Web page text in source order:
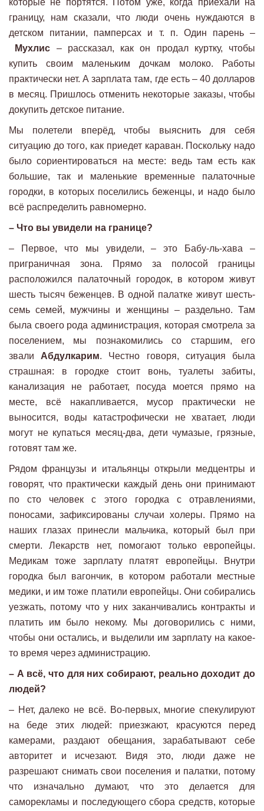
границу, нам сказали, что люди очень нуждаются в
детском питании, памперсах и т. п. Один парень –
Мухлис – рассказал, как он продал куртку, чтобы
купить своим маленьким дочкам молоко. Работы
практически нет. А зарплата там, где есть – 40 долларов
в месяц. Пришлось отменить некоторые заказы, чтобы
докупить детское питание.
Мы полетели вперёд, чтобы выяснить для себя
ситуацию до того, как приедет караван. Поскольку надо
было сориентироваться на месте: ведь там есть как
большие, так и маленькие временные палаточные
городки, в которых поселились беженцы, и надо было
всё распределить равномерно.
– Что вы увидели на границе?
– Первое, что мы увидели, – это Бабу-ль-хава –
приграничная зона. Прямо за полосой границы
расположился палаточный городок, в котором живут
шесть тысяч беженцев. В одной палатке живут шесть-
семь семей, мужчины и женщины – раздельно. Там
была своего рода администрация, которая смотрела за
поселением, мы познакомились со старшим, его
звали Абдулкарим. Честно говоря, ситуация была
страшная: в городке стоит вонь, туалеты забиты,
канализация не работает, посуда моется прямо на
месте, всё накапливается, мусор практически не
выносится, воды катастрофически не хватает, люди
могут не купаться месяц-два, дети чумазые, грязные,
готовят там же.
Рядом французы и итальянцы открыли медцентры и
говорят, что практически каждый день они принимают
по сто человек с этого городка с отравлениями,
поносами, зафиксированы случаи холеры. Прямо на
наших глазах принесли мальчика, который был при
смерти. Лекарств нет, помогают только европейцы.
Медикам тоже зарплату платят европейцы. Внутри
городка был вагончик, в котором работали местные
медики, и им тоже платили европейцы. Они собирались
уезжать, потому что у них заканчивались контракты и
платить им было некому. Мы договорились с ними,
чтобы они остались, и выделили им зарплату на какое-
то время через администрацию.
– А всё, что для них собирают, реально доходит до
людей?
– Нет, далеко не всё. Во-первых, многие спекулируют
на беде этих людей: приезжают, красуются перед
камерами, раздают обещания, зарабатывают себе
авторитет и исчезают. Видя это, люди даже не
разрешают снимать свои поселения и палатки, потому
что изначально думают, что это делается для
саморекламы и последующего сбора средств, которые